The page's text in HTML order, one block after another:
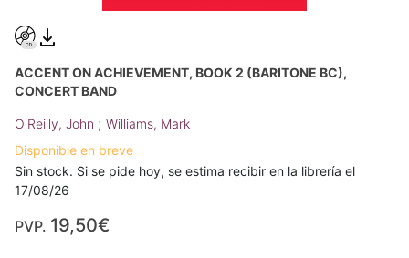
ACCENT ON ACHIEVEMENT, BOOK 2 (BARITONE BC),
CONCERT BAND
O'Reilly, John ; Williams, Mark
Disponible en breve
Sin stock. Si se pide hoy, se estima recibir en la librería el
17/08/26
PVP. 19,50€